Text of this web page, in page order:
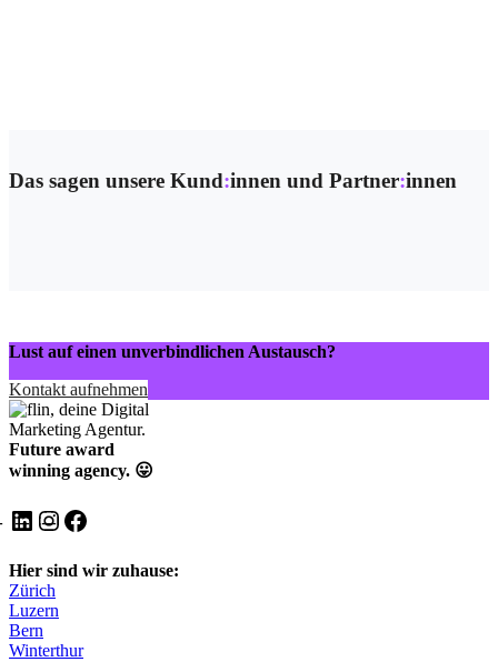
Das sagen unsere Kund:innen und Partner:innen
Lust auf einen unverbindlichen Austausch?
Kontakt aufnehmen
Future award
winning agency. 😛
LinkedIn
Instagram
Facebook
Hier sind wir zuhause:
Zürich
Luzern
Bern
Winterthur